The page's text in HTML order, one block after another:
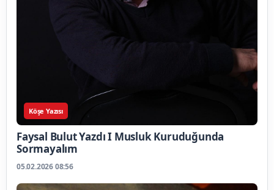
Köşe Yazısı
Faysal Bulut Yazdı I Musluk Kuruduğunda
Sormayalım
05.02.2026 08:56